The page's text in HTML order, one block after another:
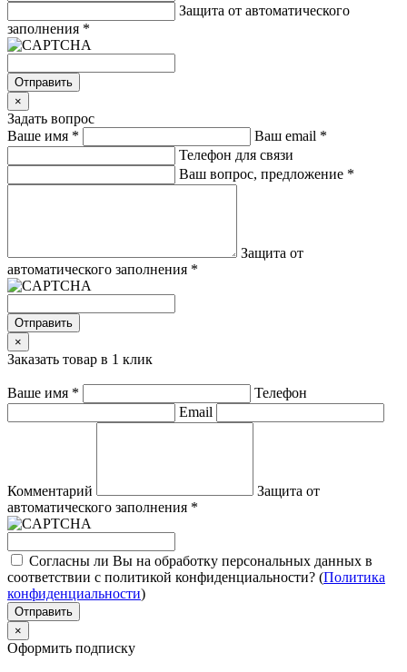
Защита от автоматического
заполнения *
Отправить
×
Задать вопрос
Ваше имя * Ваш email *
Телефон для связи
Ваш вопрос, предложение *
Защита от
автоматического заполнения *
Отправить
×
Заказать товар в 1 клик
Ваше имя *
Телефон
Email
Комментарий
Защита от
автоматического заполнения *
Согласны ли Вы на обработку персональных данных в
соответствии с политикой конфиденциальности? (Политика
конфиденциальности)
Отправить
×
Оформить подписку